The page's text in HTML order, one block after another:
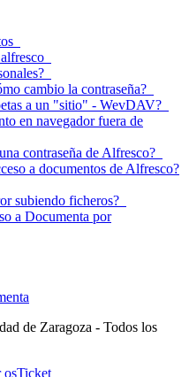
cambio la contraseña?
a un "sitio" - WevDAV?
en navegador fuera de
contraseña de Alfresco?
a documentos de Alfresco?
subiendo ficheros?
a Documenta por
de Zaragoza - Todos los
osTicket